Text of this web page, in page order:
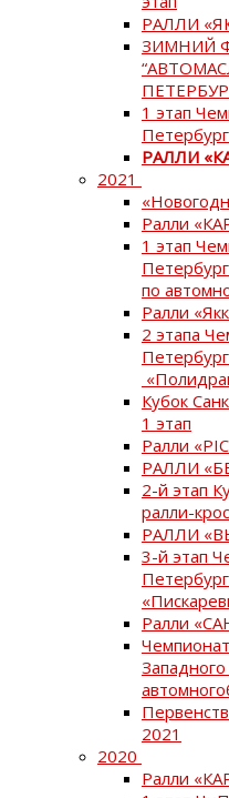
РАЛЛИ
ЗИМНИЙ
1 этап
РАЛЛИ
2021
Ралли
1 этап
по
Ралли
2 этапа
Кубок
1 этап
Ралли
РАЛЛИ
2-й этап
ралли-
РАЛЛИ
3-й этап
Ралли
2021
2020
Ралли